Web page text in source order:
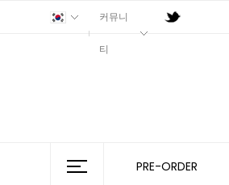
커뮤니
티
PRE-ORDER